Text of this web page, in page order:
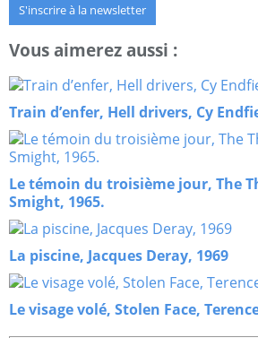
S'inscrire à la newsletter
Vous aimerez aussi :
Train d’enfer, Hell drivers, Cy
Le témoin du troisième jour, The
Smight, 1965.
La piscine, Jacques Deray, 1969
Le visage volé, Stolen Face,